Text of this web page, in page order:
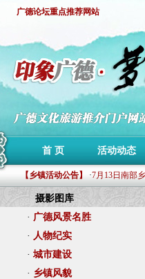
广德论坛重点推荐网站
首 页 活动动态
【乡镇活动公告】
第二届森泰
·7月13日南部
7月7日广德
·6月30日广德
·
第二届森泰
摄影图库
· 广德风景名胜
· 人物纪实
· 城市建设
· 乡镇风貌